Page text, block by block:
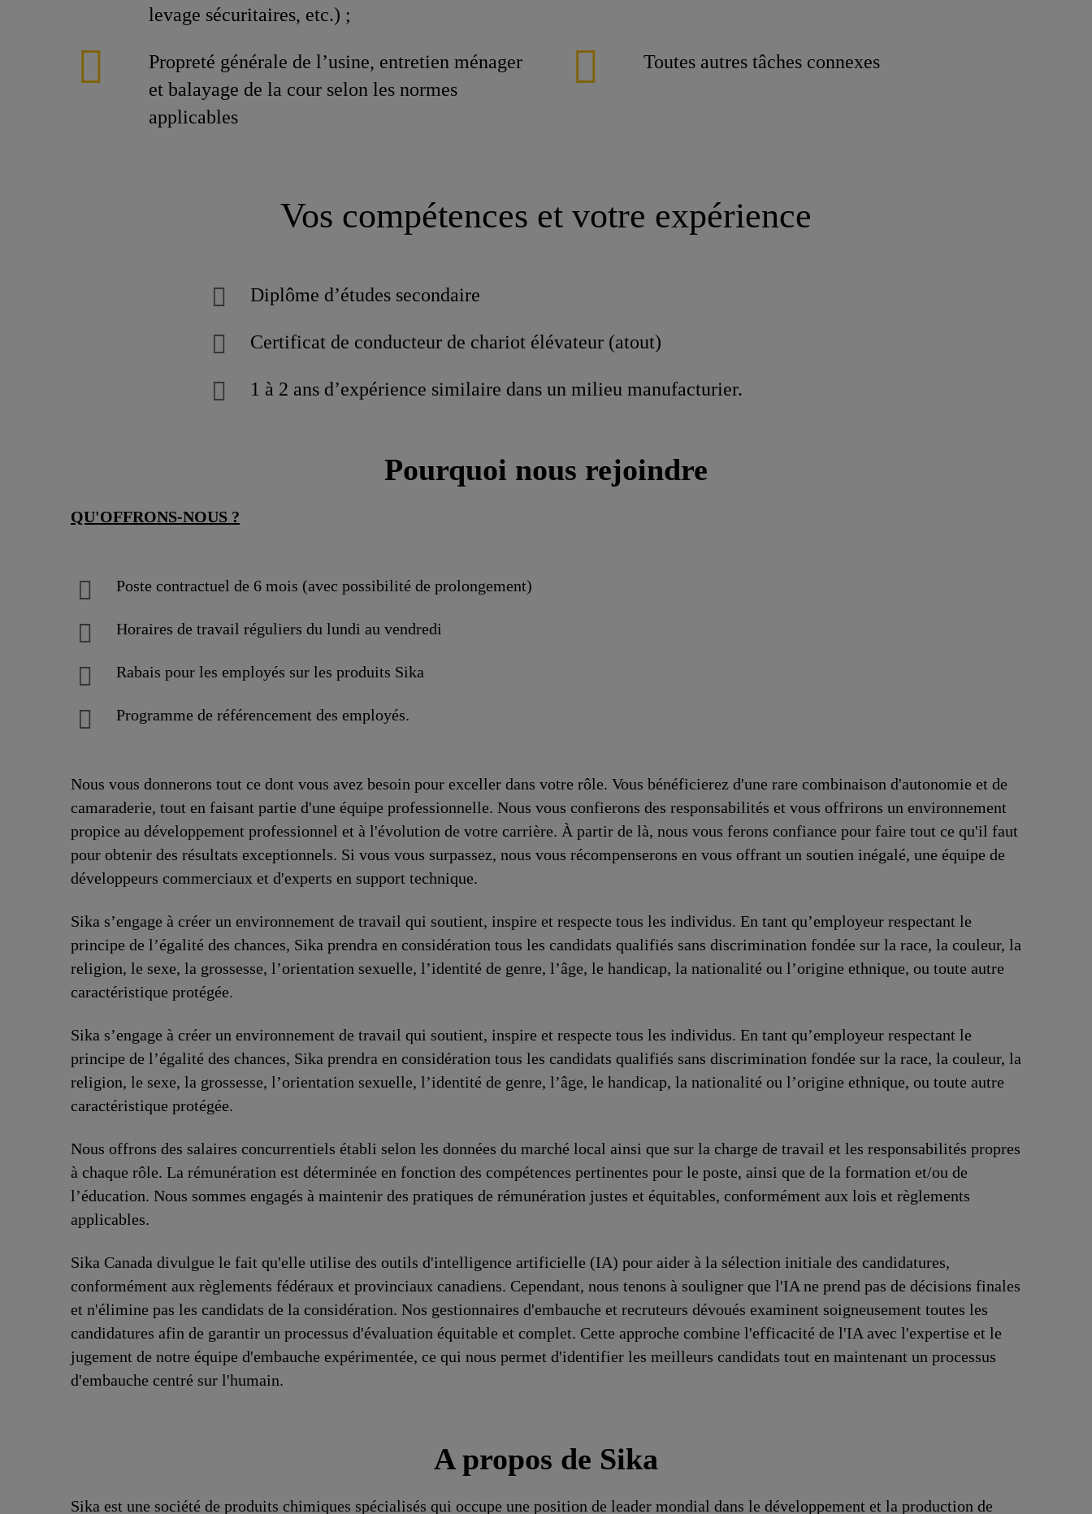
levage sécuritaires, etc.) ;
Propreté générale de l’usine, entretien ménager
et balayage de la cour selon les normes
applicables
Toutes autres tâches connexes
Vos compétences et votre expérience
Diplôme d’études secondaire
Certificat de conducteur de chariot élévateur (atout)
1 à 2 ans d’expérience similaire dans un milieu manufacturier.
Pourquoi nous rejoindre
QU'OFFRONS-NOUS ?
Poste contractuel de 6 mois (avec possibilité de prolongement)
Horaires de travail réguliers du lundi au vendredi
Rabais pour les employés sur les produits Sika
Programme de référencement des employés.
Nous vous donnerons tout ce dont vous avez besoin pour exceller dans votre rôle. Vous bénéficierez d'une rare combinaison d'autonomie et de
camaraderie, tout en faisant partie d'une équipe professionnelle. Nous vous confierons des responsabilités et vous offrirons un environnement
propice au développement professionnel et à l'évolution de votre carrière. À partir de là, nous vous ferons confiance pour faire tout ce qu'il faut
pour obtenir des résultats exceptionnels. Si vous vous surpassez, nous vous récompenserons en vous offrant un soutien inégalé, une équipe de
développeurs commerciaux et d'experts en support technique.
Sika s’engage à créer un environnement de travail qui soutient, inspire et respecte tous les individus. En tant qu’employeur respectant le
principe de l’égalité des chances, Sika prendra en considération tous les candidats qualifiés sans discrimination fondée sur la race, la couleur, la
religion, le sexe, la grossesse, l’orientation sexuelle, l’identité de genre, l’âge, le handicap, la nationalité ou l’origine ethnique, ou toute autre
caractéristique protégée.
Sika s’engage à créer un environnement de travail qui soutient, inspire et respecte tous les individus. En tant qu’employeur respectant le
principe de l’égalité des chances, Sika prendra en considération tous les candidats qualifiés sans discrimination fondée sur la race, la couleur, la
religion, le sexe, la grossesse, l’orientation sexuelle, l’identité de genre, l’âge, le handicap, la nationalité ou l’origine ethnique, ou toute autre
caractéristique protégée.
Nous offrons des salaires concurrentiels établi selon les données du marché local ainsi que sur la charge de travail et les responsabilités propres
à chaque rôle. La rémunération est déterminée en fonction des compétences pertinentes pour le poste, ainsi que de la formation et/ou de
l’éducation. Nous sommes engagés à maintenir des pratiques de rémunération justes et équitables, conformément aux lois et règlements
applicables.
Sika Canada divulgue le fait qu'elle utilise des outils d'intelligence artificielle (IA) pour aider à la sélection initiale des candidatures,
conformément aux règlements fédéraux et provinciaux canadiens. Cependant, nous tenons à souligner que l'IA ne prend pas de décisions finales
et n'élimine pas les candidats de la considération. Nos gestionnaires d'embauche et recruteurs dévoués examinent soigneusement toutes les
candidatures afin de garantir un processus d'évaluation équitable et complet. Cette approche combine l'efficacité de l'IA avec l'expertise et le
jugement de notre équipe d'embauche expérimentée, ce qui nous permet d'identifier les meilleurs candidats tout en maintenant un processus
d'embauche centré sur l'humain.
A propos de Sika
Sika est une société de produits chimiques spécialisés qui occupe une position de leader mondial dans le développement et la production de